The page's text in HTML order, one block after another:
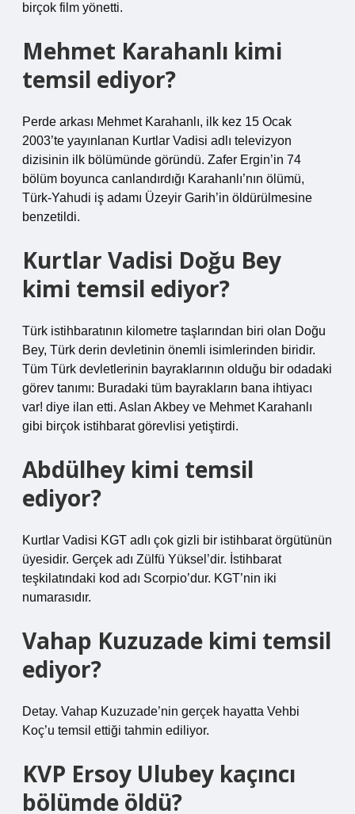
birçok film yönetti.
Mehmet Karahanlı kimi
temsil ediyor?
Perde arkası Mehmet Karahanlı, ilk kez 15 Ocak
2003’te yayınlanan Kurtlar Vadisi adlı televizyon
dizisinin ilk bölümünde göründü. Zafer Ergin’in 74
bölüm boyunca canlandırdığı Karahanlı’nın ölümü,
Türk-Yahudi iş adamı Üzeyir Garih’in öldürülmesine
benzetildi.
Kurtlar Vadisi Doğu Bey
kimi temsil ediyor?
Türk istihbaratının kilometre taşlarından biri olan Doğu
Bey, Türk derin devletinin önemli isimlerinden biridir.
Tüm Türk devletlerinin bayraklarının olduğu bir odadaki
görev tanımı: Buradaki tüm bayrakların bana ihtiyacı
var! diye ilan etti. Aslan Akbey ve Mehmet Karahanlı
gibi birçok istihbarat görevlisi yetiştirdi.
Abdülhey kimi temsil
ediyor?
Kurtlar Vadisi KGT adlı çok gizli bir istihbarat örgütünün
üyesidir. Gerçek adı Zülfü Yüksel’dir. İstihbarat
teşkilatındaki kod adı Scorpio’dur. KGT’nin iki
numarasıdır.
Vahap Kuzuzade kimi temsil
ediyor?
Detay. Vahap Kuzuzade’nin gerçek hayatta Vehbi
Koç’u temsil ettiği tahmin ediliyor.
KVP Ersoy Ulubey kaçıncı
bölümde öldü?